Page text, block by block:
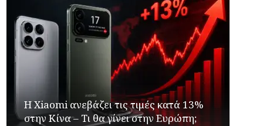
Η Xiaomi ανεβάζει τις τιμές κατά 13%
στην Κίνα – Τι θα γίνει στην Ευρώπη;